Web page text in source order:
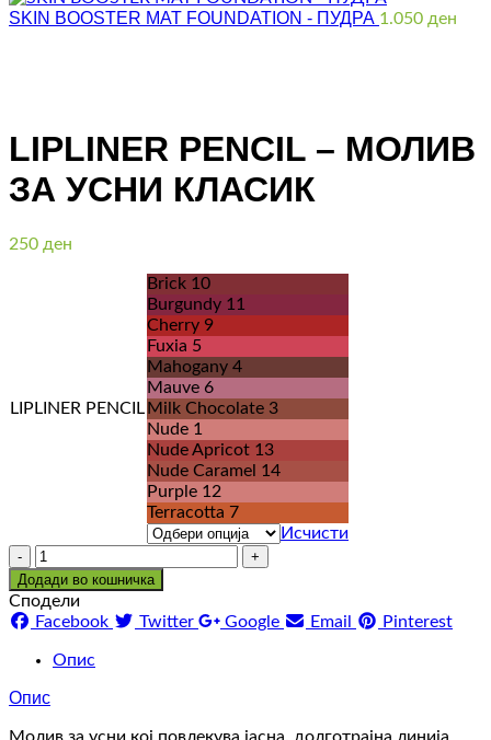
SKIN BOOSTER MAT FOUNDATION - ПУДРА 1.050 ден
LIPLINER PENCIL – МОЛИВ
ЗА УСНИ КЛАСИК
250 ден
LIPLINER PENCIL
Brick 10
Burgundy 11
Cherry 9
Fuxia 5
Mahogany 4
Mauve 6
Milk Chocolate 3
Nude 1
Nude Apricot 13
Nude Caramel 14
Purple 12
Terracotta 7
Исчисти
Количина
Додади во кошничка
Сподели
Facebook
Twitter Google Email Pinterest
Опис
Опис